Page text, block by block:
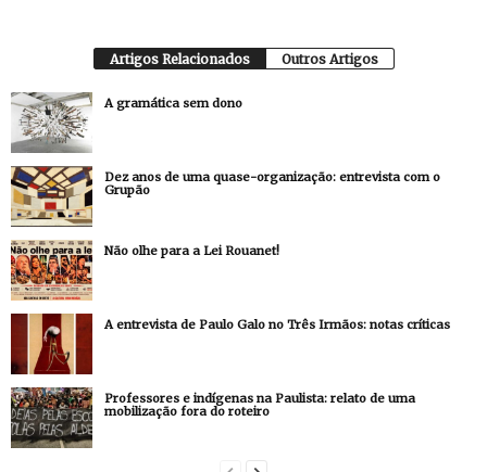
Artigos Relacionados Outros Artigos
A gramática sem dono
Dez anos de uma quase-organização: entrevista com o
Grupão
Não olhe para a Lei Rouanet!
A entrevista de Paulo Galo no Três Irmãos: notas críticas
Professores e indígenas na Paulista: relato de uma
mobilização fora do roteiro